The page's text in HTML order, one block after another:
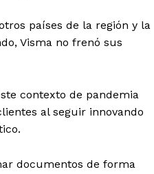
países de la región y la
Visma no frenó sus
contexto de pandemia
al seguir innovando
documentos de forma